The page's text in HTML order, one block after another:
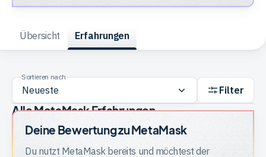
Trading
Rohstoffe
Finanzen
Übersicht Erfahrungen
Sortieren nach
Filter
Alle MetaMask Erfahrungen
Deine Bewertung zuMetaMask
Du nutzt MetaMaskbereits und möchtest der